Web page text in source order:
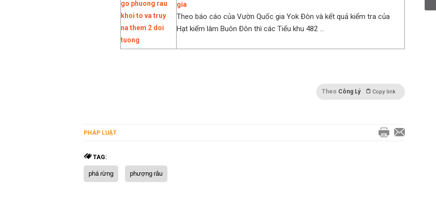
gia
Theo báo cáo của Vườn Quốc gia Yok Đôn và kết quả kiểm tra của
Hạt kiểm lâm Buôn Đôn thì các Tiểu khu 482 ...
Theo Công Lý Copy link
PHÁP LUẬT
TAG:
phá rừng phượng râu